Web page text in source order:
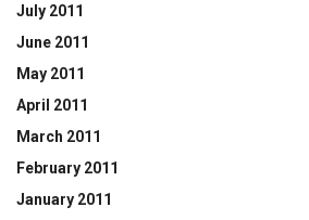
July 2011
June 2011
May 2011
April 2011
March 2011
February 2011
January 2011